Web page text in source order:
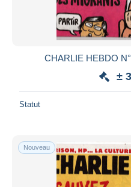
CHARLIE HEBDO
±
Statut
Nouveau